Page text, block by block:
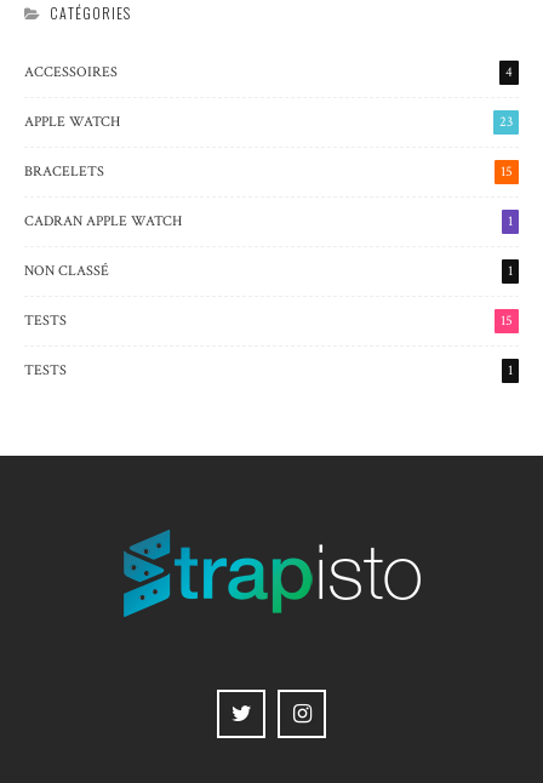
CATÉGORIES
ACCESSOIRES 4
APPLE WATCH 23
BRACELETS 15
CADRAN APPLE WATCH 1
NON CLASSÉ 1
TESTS 15
TESTS 1